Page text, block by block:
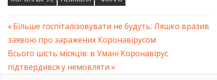
Навігація
записів
Previous
Post:
Більше госпіталізовувати не будуть: Ляшко вразив
заявою про заражених Коронавірусом
Next
Post:
Всього шість місяців: в Умані Коронавірус
підтвердився у немовляти